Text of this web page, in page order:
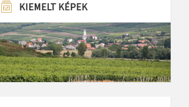
KIEMELT KÉPEK